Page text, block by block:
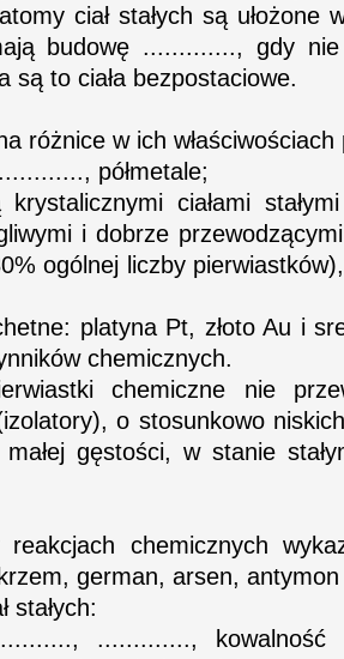
ciał stałych są ułożone
budowę ............., gdy nie
są to ciała bezpostaciowe.
różnice w ich
półmetale;
ciałami
i dobrze
ogólnej liczby
platyna Pt, złoto Au i
chemicznych.
chemiczne nie
o stosunkowo
gęstości, w stanie
chemicznych
german, arsen,
stałych:
.............,